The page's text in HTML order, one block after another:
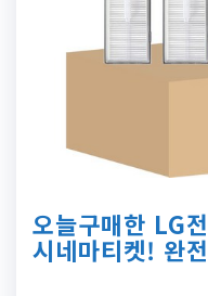
오늘구매한 LG
시네마티켓! 완